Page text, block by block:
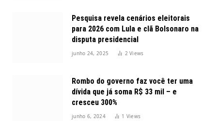
Pesquisa revela cenários eleitorais
para 2026 com Lula e clã Bolsonaro na
disputa presidencial
junho 24, 2025 2Views
Rombo do governo faz você ter uma
dívida que já soma R$ 33 mil – e
cresceu 300%
junho 6, 2024 1 Views